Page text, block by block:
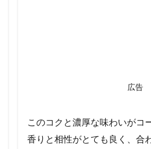
広告
このコクと濃厚な味わいがコ
香りと相性がとても良く、合